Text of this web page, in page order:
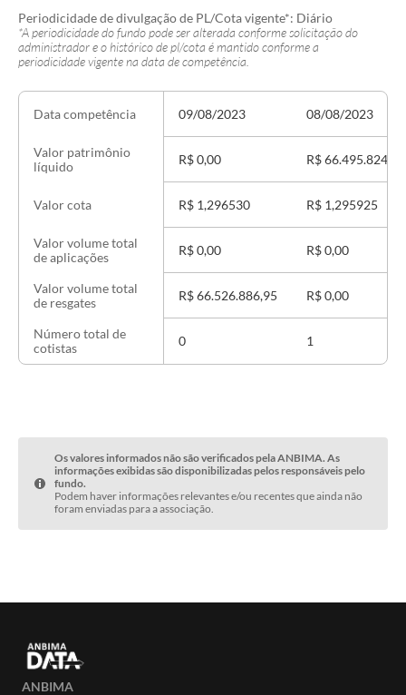
Periodicidade de divulgação de PL/Cota vigente*: Diário
*A periodicidade do fundo pode ser alterada conforme solicitação do
administrador e o histórico de pl/cota é mantido conforme a
periodicidade vigente na data de competência.
Data competência
Valor patrimônio
líquido
Valor cota
Valor volume total
de aplicações
Valor volume total
de resgates
Número total de
cotistas
09/08/2023
R$ 0,00
R$ 1,296530
R$ 0,00
R$ 66.526.886,95
0
08/08/2023
R$ 66.495.824,70
R$ 1,295925
R$ 0,00
R$ 0,00
1
Os valores informados não são verificados pela ANBIMA. As
informações exibidas são disponibilizadas pelos responsáveis pelo
fundo.
Podem haver informações relevantes e/ou recentes que ainda não
foram enviadas para a associação.
ANBIMA